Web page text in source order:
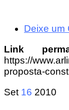
Deixe um
Link
https://
proposta-
Set 16 2010